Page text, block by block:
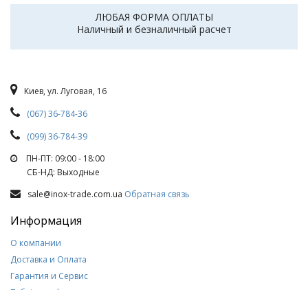
ЛЮБАЯ ФОРМА ОПЛАТЫ
Наличный и безналичный расчет
Киев, ул. Луговая, 16
(067) 36-784-36
(099) 36-784-39
ПН-ПТ: 09:00 - 18:00
СБ-НД: Выходные
sale@inox-trade.com.ua Обратная связь
Информация
О компании
Доставка и Оплата
Гарантия и Сервис